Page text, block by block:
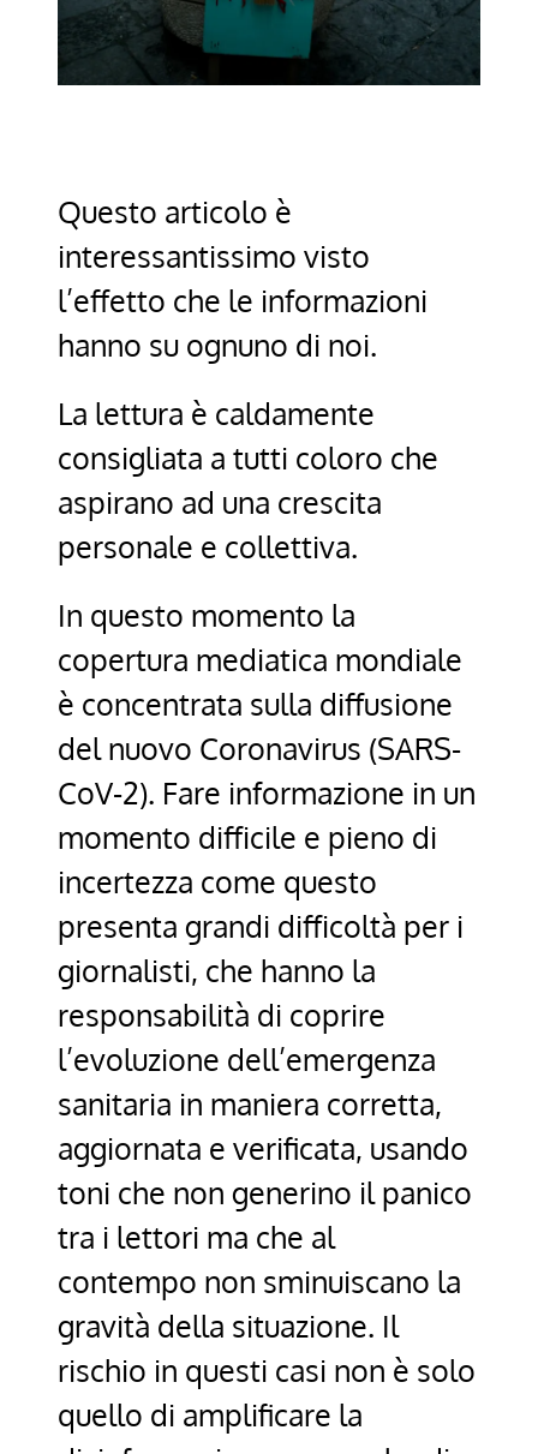
Questo articolo è
interessantissimo visto
l’effetto che le informazioni
hanno su ognuno di noi.
La lettura è caldamente
consigliata a tutti coloro che
aspirano ad una crescita
personale e collettiva.
In questo momento la
copertura mediatica mondiale
è concentrata sulla diffusione
del nuovo Coronavirus (SARS-
CoV-2). Fare informazione in un
momento difficile e pieno di
incertezza come questo
presenta grandi difficoltà per i
giornalisti, che hanno la
responsabilità di coprire
l’evoluzione dell’emergenza
sanitaria in maniera corretta,
aggiornata e verificata, usando
toni che non generino il panico
tra i lettori ma che al
contempo non sminuiscano la
gravità della situazione. Il
rischio in questi casi non è solo
quello di amplificare la